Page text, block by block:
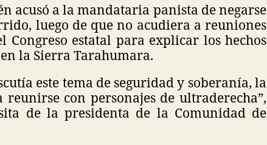
acusó a la mandataria panista de negarse
luego de que no acudiera a reuniones
Congreso estatal para explicar los hechos
la Sierra Tarahumara.
este tema de seguridad y soberanía, la
con personajes de ultraderecha”,
de la presidenta de la Comunidad de